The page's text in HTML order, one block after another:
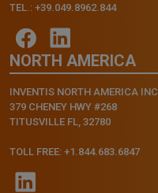
TEL.: +39.049.8962.844
NORTH AMERICA
INVENTIS NORTH AMERICA INC.
379 CHENEY HWY #268
TITUSVILLE FL, 32780
TOLL FREE: +1.844.683.6847